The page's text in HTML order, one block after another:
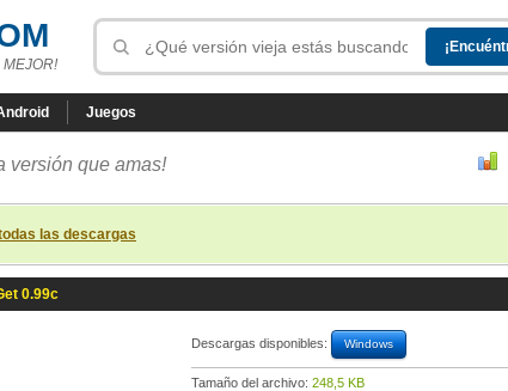
MEJOR!
Juegos
versión que amas!
las descargas
0.99c
Descargas disponibles: Windows
Tamaño del archivo: 248,5 KB